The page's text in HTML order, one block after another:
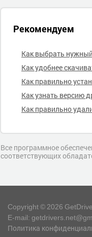
Рекомендуем
Как выбрать
Как удобнее
Как правильно
Как узнать версию
Как правильно
Все программное
соответствующих
Copyright © 2026
E-mail:
Политика